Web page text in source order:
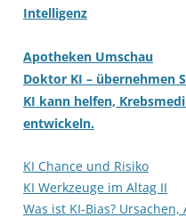
Intelligenz
Apotheken Umschau
Doktor KI – übernehmen
KI kann helfen,
entwickeln.
KI Chance und Risiko
KI Werkzeuge im Altag II
Was ist KI-Bias?